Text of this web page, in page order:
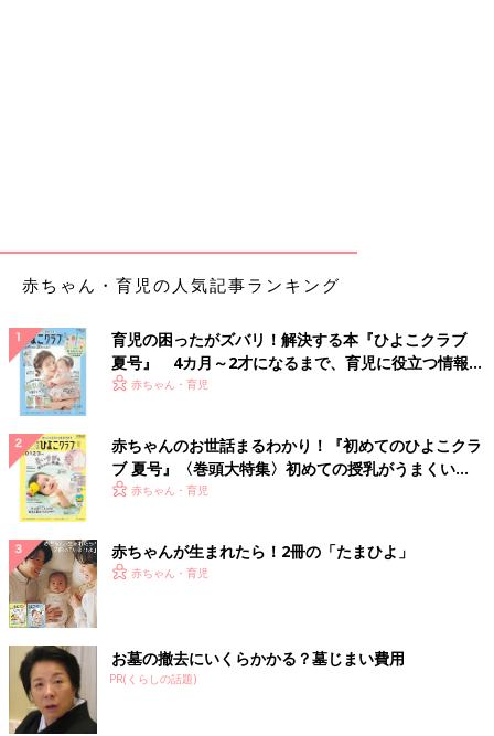
赤ちゃん・育児の人気記事ランキング
育児の困ったがズバリ！解決する本『ひよこクラブ
夏号』 4カ月～2才になるまで、育児に役立つ情報が
いっぱい！
赤ちゃん・育児
赤ちゃんのお世話まるわかり！『初めてのひよこクラ
ブ 夏号』〈巻頭大特集〉初めての授乳がうまくい
く！ おっぱい・ミルクの基本と夏のトラブル 解決テ
赤ちゃん・育児
赤ちゃんが生まれたら！2冊の「たまひよ」
赤ちゃん・育児
お墓の撤去にいくらかかる？墓じまい費用
PR(くらしの話題)